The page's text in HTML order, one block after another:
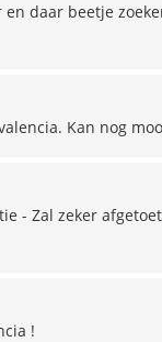
daar beetje
Kan nog
- Zal zeker
!